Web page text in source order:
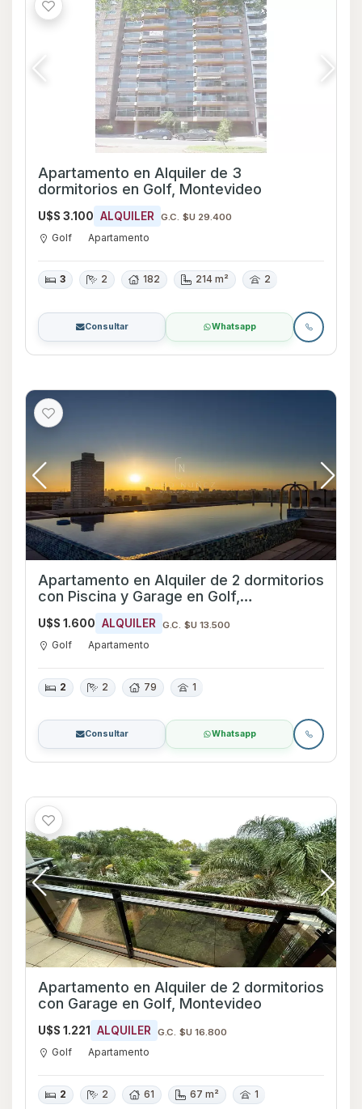
Apartamento en Alquiler de 3
dormitorios en Golf, Montevideo
U$S 3.100 ALQUILER G.C. $U 29.400
Golf Apartamento
3 2 182 214 m² 2
Consultar Whatsapp
Apartamento en Alquiler de 2 dormitorios
con Piscina y Garage en Golf,
Montevideo
U$S 1.600 ALQUILER G.C. $U 13.500
Golf Apartamento
2 2 79 1
Consultar Whatsapp
Apartamento en Alquiler de 2 dormitorios
con Garage en Golf, Montevideo
U$S 1.221 ALQUILER G.C. $U 16.800
Golf Apartamento
2 2 61 67 m² 1